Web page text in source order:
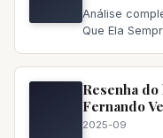
Análise
Que Ela
Resenha
Fernando
2025-09